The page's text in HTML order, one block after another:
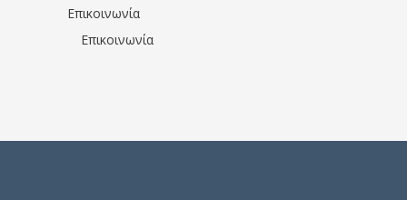
Επικοινωνία
Επικοινωνία